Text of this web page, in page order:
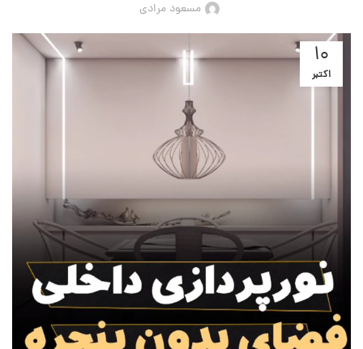
مسعود مرادی
10
اکتبر